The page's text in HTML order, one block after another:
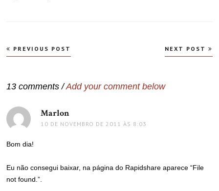
Navegação
de
PREVIOUS POST NEXT POST
13 comments /Add your comment below
Marlon
10 DE NOVEMBRO DE 2011 ÀS 8:03
Bom dia!
Eu não consegui baixar, na página do Rapidshare aparece “File
not found.”.